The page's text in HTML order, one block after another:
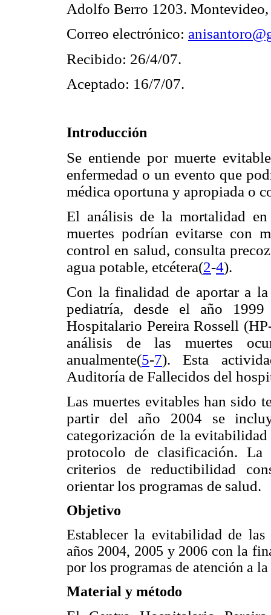
Adolfo Berro 1203.
Correo electrónico:
Recibido: 26/4/07.
Aceptado: 16/7/07.
Introducción
Se entiende por muerte evitable
enfermedad o un evento que
médica oportuna y apropiada o
El análisis de la mortalidad en
muertes podrían evitarse con
control en salud, consulta
agua potable, etcétera(2-4).
Con la finalidad de aportar a
pediatría, desde el año
Hospitalario Pereira Rossell
análisis de las muertes
anualmente(5-7). Esta
Auditoría de Fallecidos del
Las muertes evitables han sido
partir del año 2004 se
categorización de la
protocolo de clasificación. La
criterios de reductibilidad
orientar los programas de salud.
Objetivo
Establecer la evitabilidad de
años 2004, 2005 y 2006 con la
por los programas de atención a
Material y método